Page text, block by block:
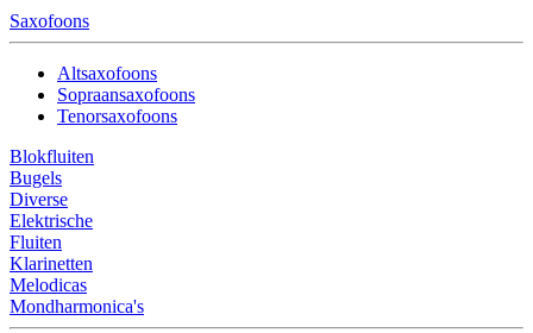
Saxofoons
Altsaxofoons
Sopraansaxofoons
Tenorsaxofoons
Blokfluiten
Bugels
Diverse
Elektrische
Fluiten
Klarinetten
Melodicas
Mondharmonica's